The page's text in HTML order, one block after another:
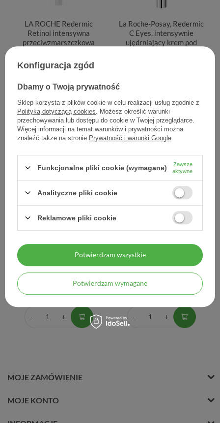
LA ROCHE Redermic
Retinol intensywna
przeciwzmarszczkowa
157,10 zł
5,24 zł / szt.
La Roche-Posay, Redermic
C Eyes, intensywnie
ujędrniający krem pod
La Roche-Posay, Redermic
C, intensywnie
przeciwzmarszczkowy,
skóra normalna i mieszana,
40 ml
159,65 zł
3,99 zł / szt.
La Roche-Posay, Redermic
R, intensywna
kuracja pielęgnacyjna pod
oczy, 15 ml
136,00 zł
9,07 zł / szt.
MOJE ZAMÓWIENIE
MOJE KONTO
Konfiguracja zgód
Dbamy o Twoją prywatność
Sklep korzysta z plików cookie w celu realizacji usług zgodnie z
Polityką dotyczącą cookies . Możesz określić warunki
przechowywania lub dostępu do cookie w Twojej przeglądarce.
Więcej informacji na temat warunków i prywatności można
znaleźć także na stronie Prywatność i warunki Google
Funkcjonalne pliki cookie (wymagane)
Zawsze
aktywne
Analityczne pliki cookie
Reklamowe pliki cookie
Potwierdzam wymagane
Potwierdzam wszystkie